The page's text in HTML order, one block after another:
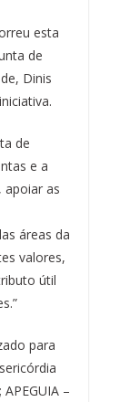
esta
de
Dinis
de
e a
apoiar as
áreas da
valores,
útil
para
–